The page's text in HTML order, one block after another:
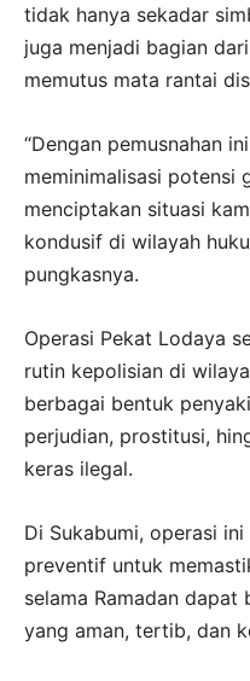
tidak hanya sekadar
juga menjadi bagian
memutus mata rantai
“Dengan pemusnahan
meminimalisasi potensi
menciptakan situasi
kondusif di wilayah
pungkasnya.
Operasi Pekat Lodaya
rutin kepolisian di
berbagai bentuk
perjudian, prostitusi,
keras ilegal.
Di Sukabumi, operasi
preventif untuk
selama Ramadan dapat
yang aman, tertib, dan